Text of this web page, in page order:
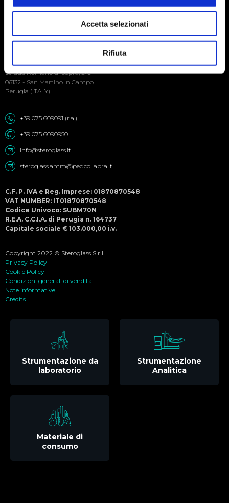
Accetta selezionati
Rifiuta
Social
Menu
Seguici sui social
Steroglass S.r.l.
Strada Romano di Sopra, 2/C
06132 - San Martino in Campo
Perugia (ITALY)
+39 075 609091 (r.a.)
+39 075 6090950
info@steroglass.it
steroglass.amm@pec.collabra.it
C.F. P. IVA e Reg. Imprese: 01870870548
VAT NUMBER: IT01870870548
Codice Univoco: SUBM70N
R.E.A. C.C.I.A. di Perugia n. 164737
Capitale sociale € 103.000,00 i.v.
Copyright 2022 © Steroglass S.r.l.
Privacy Policy
Cookie Policy
Condizioni generali di vendita
Note informative
Credits
Strumentazione da
laboratorio
Strumentazione
Analitica
Materiale di
consumo